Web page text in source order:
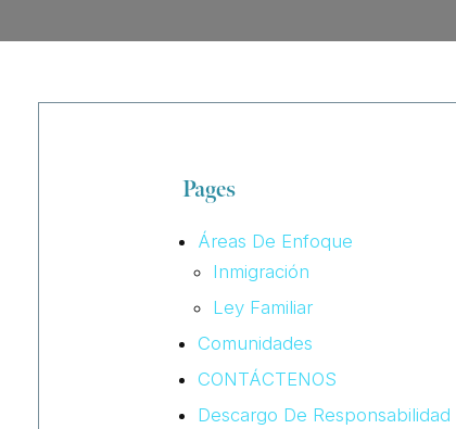
Pages
Áreas De Enfoque
Inmigración
Ley Familiar
Comunidades
CONTÁCTENOS
Descargo De Responsabilidad